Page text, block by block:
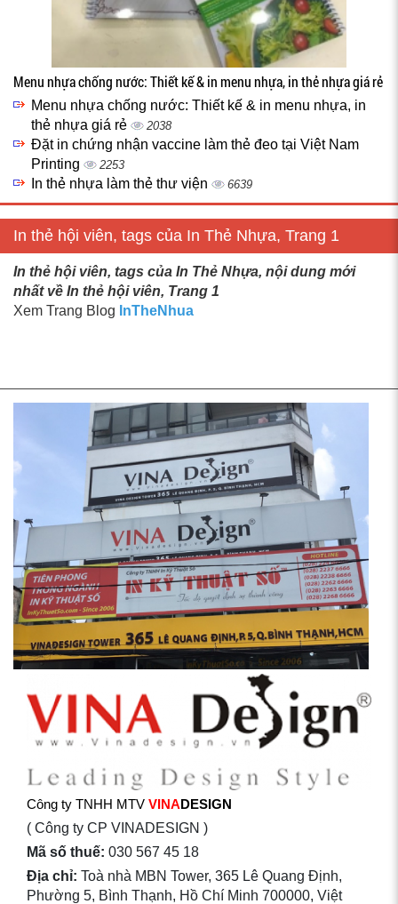
Menu nhựa chống nước: Thiết kế & in menu nhựa, in thẻ nhựa giá rẻ
Menu nhựa chống nước: Thiết kế & in menu nhựa, in
thẻ nhựa giá rẻ
2038
Đặt in chứng nhận vaccine làm thẻ đeo tại Việt Nam
Printing
2253
In thẻ nhựa làm thẻ thư viện 6639
In thẻ hội viên, tags của In Thẻ Nhựa, Trang 1
In thẻ hội viên, tags của In Thẻ Nhựa, nội dung mới
nhất về In thẻ hội viên, Trang 1
Xem Trang Blog InTheNhua
Công ty TNHH MTV VINADESIGN
( Công ty CP VINADESIGN )
Mã số thuế: 030 567 45 18
Địa chỉ: Toà nhà MBN Tower, 365 Lê Quang Định,
Phường 5, Bình Thạnh, Hồ Chí Minh 700000, Việt